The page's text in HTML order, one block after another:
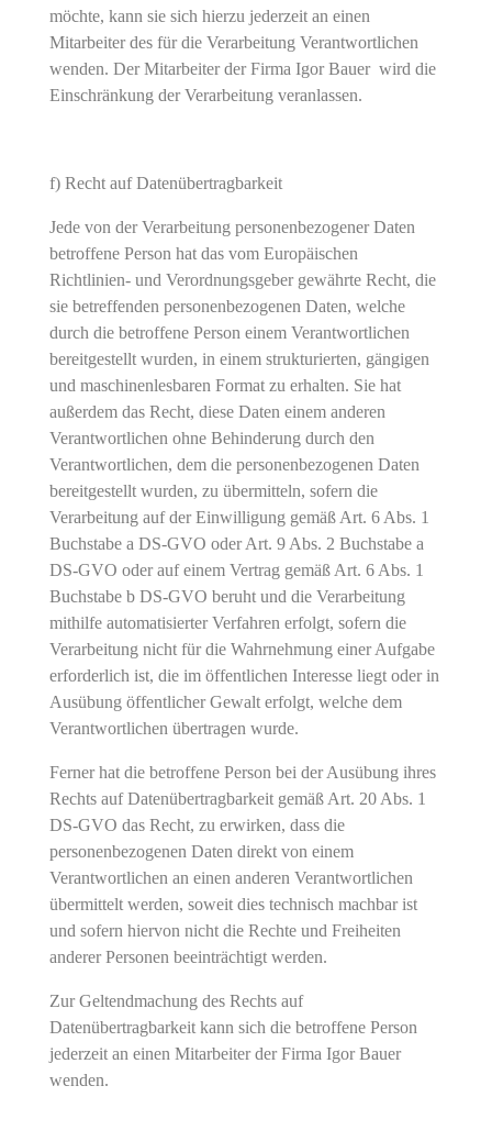
möchte, kann sie sich hierzu jederzeit an einen
Mitarbeiter des für die Verarbeitung Verantwortlichen
wenden. Der Mitarbeiter der Firma Igor Bauer wird die
Einschränkung der Verarbeitung veranlassen.
f) Recht auf Datenübertragbarkeit
Jede von der Verarbeitung personenbezogener Daten
betroffene Person hat das vom Europäischen
Richtlinien- und Verordnungsgeber gewährte Recht, die
sie betreffenden personenbezogenen Daten, welche
durch die betroffene Person einem Verantwortlichen
bereitgestellt wurden, in einem strukturierten, gängigen
und maschinenlesbaren Format zu erhalten. Sie hat
außerdem das Recht, diese Daten einem anderen
Verantwortlichen ohne Behinderung durch den
Verantwortlichen, dem die personenbezogenen Daten
bereitgestellt wurden, zu übermitteln, sofern die
Verarbeitung auf der Einwilligung gemäß Art. 6 Abs. 1
Buchstabe a DS-GVO oder Art. 9 Abs. 2 Buchstabe a
DS-GVO oder auf einem Vertrag gemäß Art. 6 Abs. 1
Buchstabe b DS-GVO beruht und die Verarbeitung
mithilfe automatisierter Verfahren erfolgt, sofern die
Verarbeitung nicht für die Wahrnehmung einer Aufgabe
erforderlich ist, die im öffentlichen Interesse liegt oder in
Ausübung öffentlicher Gewalt erfolgt, welche dem
Verantwortlichen übertragen wurde.
Ferner hat die betroffene Person bei der Ausübung ihres
Rechts auf Datenübertragbarkeit gemäß Art. 20 Abs. 1
DS-GVO das Recht, zu erwirken, dass die
personenbezogenen Daten direkt von einem
Verantwortlichen an einen anderen Verantwortlichen
übermittelt werden, soweit dies technisch machbar ist
und sofern hiervon nicht die Rechte und Freiheiten
anderer Personen beeinträchtigt werden.
Zur Geltendmachung des Rechts auf
Datenübertragbarkeit kann sich die betroffene Person
jederzeit an einen Mitarbeiter der Firma Igor Bauer
wenden.